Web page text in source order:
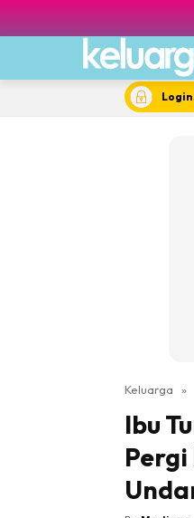
Login
Keluarga »
Ibu
Pergi